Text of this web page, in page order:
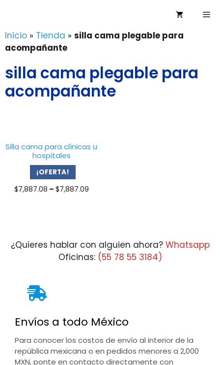
contenido
Inicio » Tienda » silla cama plegable para
acompañante
silla cama plegable para
acompañante
Silla cama para clínicas u
hospitales
¡OFERTA!
$7,887.08 – $7,887.09Price
¿Quieres hablar con alguien ahora? Whatsapp
Oficinas: (55 78 55 3184)
Envíos a todo México
Para conocer los costos de envío al interior de la
república mexicana o en pedidos menores a 2,000
MXN, ponte en contacto directamente con